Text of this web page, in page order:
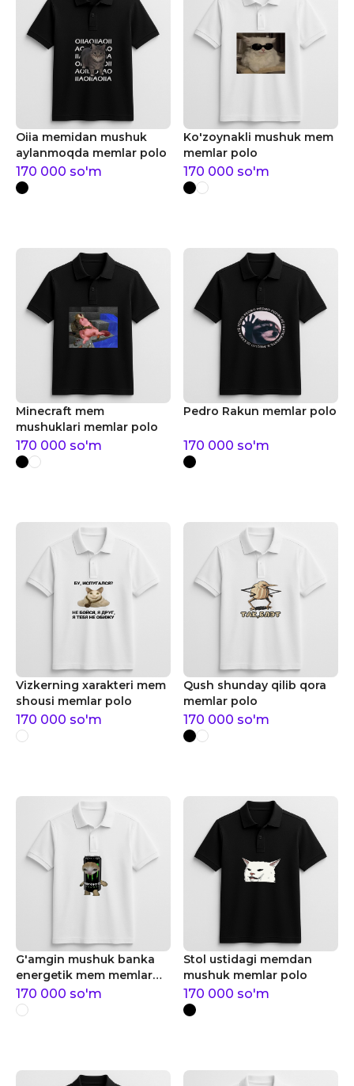
Oiia memidan mushuk
aylanmoqda memlar polo
170 000 so'm
Ko'zoynakli mushuk mem
memlar polo
170 000 so'm
Minecraft mem
mushuklari memlar polo
170 000 so'm
Pedro Rakun memlar polo
170 000 so'm
Vizkerning xarakteri mem
shousi memlar polo
170 000 so'm
Qush shunday qilib qora
memlar polo
170 000 so'm
G'amgin mushuk banka
energetik mem memlar
polo
170 000 so'm
Stol ustidagi memdan
mushuk memlar polo
170 000 so'm